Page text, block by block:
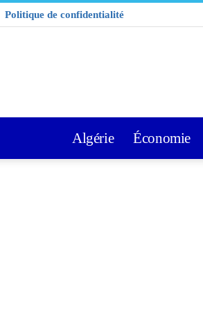
Politique de confidentialité
Algérie Économie